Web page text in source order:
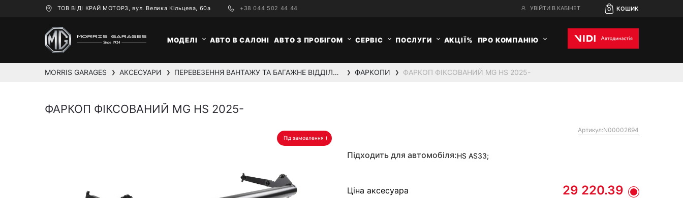
ТОВ ВІДІ КРАЙ МОТОРЗ, вул. Велика Кільцева, 60а +38 044 502 44 44 УВІЙТИ В КАБІНЕТ 0 КОШИК
МОДЕЛІ АВТО В САЛОНІ АВТО З ПРОБІГОМ СЕРВІС ПОСЛУГИ АКЦІЇ% ПРО КОМПАНІЮ
MORRIS GARAGES ❯ АКСЕСУАРИ ❯ ПЕРЕВЕЗЕННЯ ВАНТАЖУ ТА БАГАЖНЕ ВІДДІЛЕННЯ ❯ ФАРКОПИ ❯ ФАРКОП ФІКСОВАНИЙ MG HS 2025-
ФАРКОП ФІКСОВАНИЙ MG HS 2025-
Під замовлення
Артикул:N00002694
Підходить для автомобіля:HS AS33;
Ціна аксесуара 29 220.39